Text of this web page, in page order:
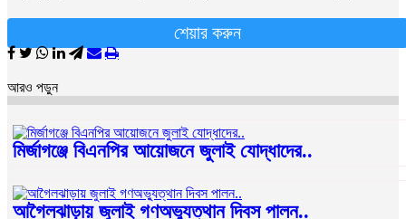
শেয়ার করুন
আরও পড়ুন
মির্জাগঞ্জে বিএনপির আয়োজনে জুলাই যোদ্ধাদের..
আগৈলঝাড়ায় জুলাই গণঅভ্যুত্থান দিবস পালন..